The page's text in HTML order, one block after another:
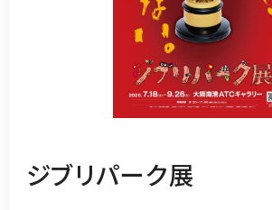
ジブリパーク展